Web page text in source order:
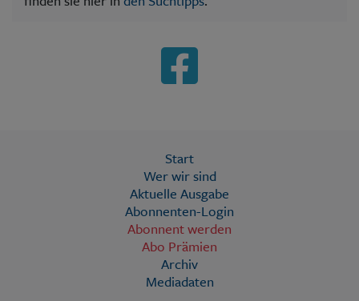
Start
Wer wir sind
Aktuelle Ausgabe
Abonnenten-Login
Abonnent werden
Abo Prämien
Archiv
Mediadaten